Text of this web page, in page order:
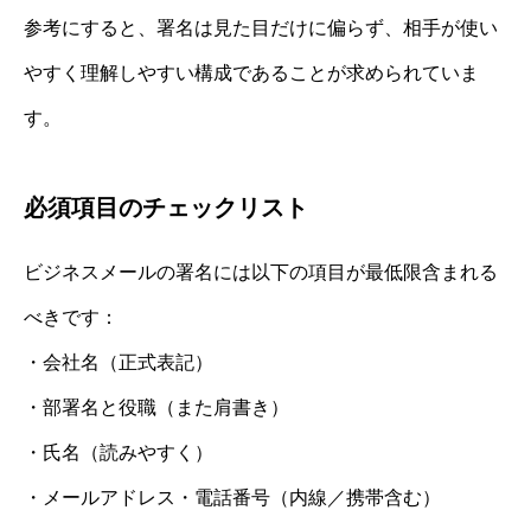
参考にすると、署名は見た目だけに偏らず、相手が使い
やすく理解しやすい構成であることが求められていま
す。
必須項目のチェックリスト
ビジネスメールの署名には以下の項目が最低限含まれる
べきです：
・会社名（正式表記）
・部署名と役職（また肩書き）
・氏名（読みやすく）
・メールアドレス・電話番号（内線／携帯含む）